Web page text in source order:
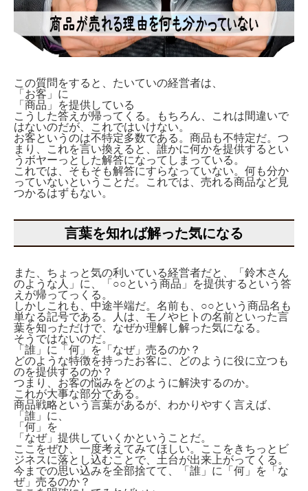
この質問をすると、たいていの経営者は、
「お客」に
「商品」を提供している
こうした答えが帰ってくる。もちろん、これは間違いで
はないのだが、これではいけない。
お客というのは不特定多数である。商品も不特定だ。つ
まり、これを言い換えると、誰かに何かを提供するとい
うボヤーっとした解答になってしまっている。
これでは、そもそも解答にすらなっていない。何も分か
っていないということだ。これでは、売れる商品など見
つかるはずもない。
言葉を知れば解った気になる
また、ちょっと気の利いている経営者だと、「鈴木さん
のような人」に、「○○という商品」を提供するという答
えが帰ってっくる。
しかしこれも、中途半端だ。名前も、○○という商品名も
単なる記号である。人は、モノやヒトの名前といった言
葉を知っただけで、なぜか理解し解った気になる。
そうではないのだ。
「誰」に「何」を「なぜ」売るのか？
どのような特徴を持ったお客に、どのように役に立つも
のを提供するのか？
つまり、お客の悩みをどのように解決するのか。
これが大事な部分である。
商品戦略という言葉があるが、わかりやすく言えば、
「誰」に、
「何」を
「なぜ」提供していくかということだ。
ここをぜひ、一度考えてみてほしい。ここをきちっとビ
ジネスに落とし込むことで、土台が出来上がってくる。
今までの思い込みを全部捨てて、「誰」に「何」を「な
ぜ」売るのか？